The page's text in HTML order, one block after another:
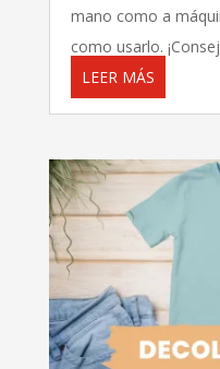
mano como a
como usarlo.
LEER MÁS